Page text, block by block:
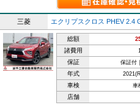
三菱 エクリプスクロス PHEV
総額
諸費用
保証 保証付
年式
車検 車
店舗